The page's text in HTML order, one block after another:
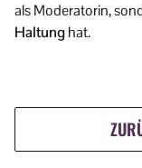
als Moderatorin,
Haltunghat.